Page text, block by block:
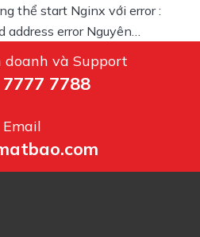
thể start Nginx với error :
error Nguyên…
doanh và Support
7788
Email